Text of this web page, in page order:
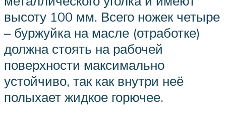
высоту 100 мм. Всего ножек четыре
– буржуйка на масле (отработке)
должна стоять на рабочей
поверхности максимально
устойчиво, так как внутри неё
полыхает жидкое горючее.